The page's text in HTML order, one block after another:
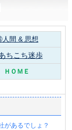
間 & 思想
ちこち迷歩
ＨＯＭＥ
があるでしょ？